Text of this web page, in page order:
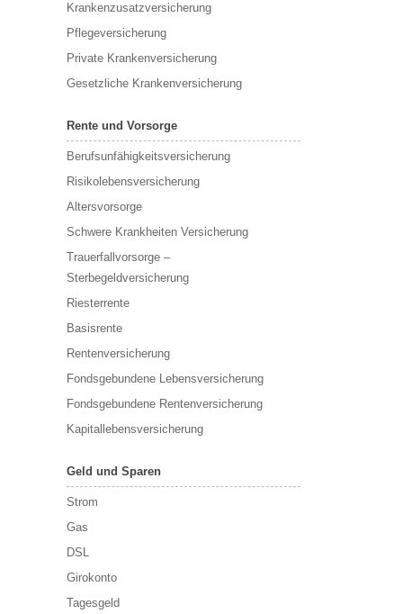
Krankenzusatzversicherung
Pflegeversicherung
Private Krankenversicherung
Gesetzliche Krankenversicherung
Rente und Vorsorge
Berufs­unfähigkeitsversicherung
Risikolebensversicherung
Altersvorsorge
Schwere Krankheiten Versicherung
Trauerfallvorsorge –
Sterbegeldversicherung
Riesterrente
Basisrente
Rentenversicherung
Fondsgebundene Lebensversicherung
Fondsgebundene Rentenversicherung
Kapitallebensversicherung
Geld und Sparen
Strom
Gas
DSL
Girokonto
Tagesgeld